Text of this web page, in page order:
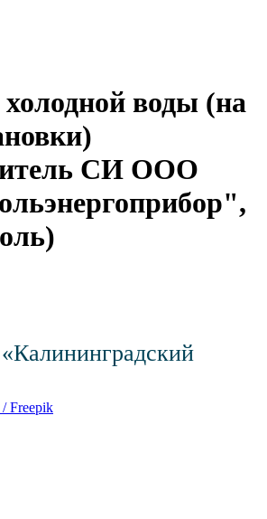
воды (на
СИ ООО
Freepik